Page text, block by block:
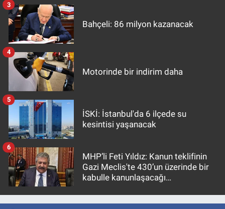
Bahçeli: 86 milyon kazanacak
3
Motorinde bir indirim daha
4
İSKİ: İstanbul'da 6 ilçede su
kesintisi yaşanacak
5
MHP’li Feti Yıldız: Kanun teklifinin
Gazi Meclis'te 430’un üzerinde bir
kabulle kanunlaşacağı
6